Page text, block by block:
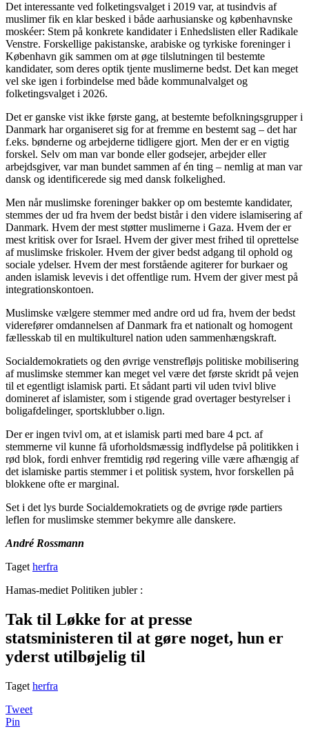
Det interessante ved folketingsvalget i 2019 var, at tusindvis af
muslimer fik en klar besked i både aarhusianske og københavnske
moskéer: Stem på konkrete kandidater i Enhedslisten eller Radikale
Venstre. Forskellige pakistanske, arabiske og tyrkiske foreninger i
København gik sammen om at øge tilslutningen til bestemte
kandidater, som deres optik tjente muslimerne bedst. Det kan meget
vel ske igen i forbindelse med både kommunalvalget og
folketingsvalget i 2026.
Det er ganske vist ikke første gang, at bestemte befolkningsgrupper i
Danmark har organiseret sig for at fremme en bestemt sag – det har
f.eks. bønderne og arbejderne tidligere gjort. Men der er en vigtig
forskel. Selv om man var bonde eller godsejer, arbejder eller
arbejdsgiver, var man bundet sammen af én ting – nemlig at man var
dansk og identificerede sig med dansk folkelighed.
Men når muslimske foreninger bakker op om bestemte kandidater,
stemmes der ud fra hvem der bedst bistår i den videre islamisering af
Danmark. Hvem der mest støtter muslimerne i Gaza. Hvem der er
mest kritisk over for Israel. Hvem der giver mest frihed til oprettelse
af muslimske friskoler. Hvem der giver bedst adgang til ophold og
sociale ydelser. Hvem der mest forstående agiterer for burkaer og
anden islamisk levevis i det offentlige rum. Hvem der giver mest på
integrationskontoen.
Muslimske vælgere stemmer med andre ord ud fra, hvem der bedst
viderefører omdannelsen af Danmark fra et nationalt og homogent
fællesskab til en multikulturel nation uden sammenhængskraft.
Socialdemokratiets og den øvrige venstrefløjs politiske mobilisering
af muslimske stemmer kan meget vel være det første skridt på vejen
til et egentligt islamisk parti. Et sådant parti vil uden tvivl blive
domineret af islamister, som i stigende grad overtager bestyrelser i
boligafdelinger, sportsklubber o.lign.
Der er ingen tvivl om, at et islamisk parti med bare 4 pct. af
stemmerne vil kunne få uforholdsmæssig indflydelse på politikken i
rød blok, fordi enhver fremtidig rød regering ville være afhængig af
det islamiske partis stemmer i et politisk system, hvor forskellen på
blokkene ofte er marginal.
Set i det lys burde Socialdemokratiets og de øvrige røde partiers
leflen for muslimske stemmer bekymre alle danskere.
André Rossmann
Tagetherfra
Hamas-mediet Politiken jubler :
Tak til Løkke for at presse
statsministeren til at gøre noget, hun er
yderst utilbøjelig til
Taget herfra
Tweet
Pin